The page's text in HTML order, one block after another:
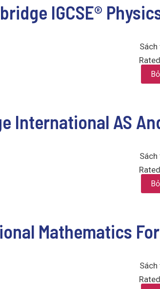
IGCSE®
Rated
International AS
Rated
Mathematics
Rated